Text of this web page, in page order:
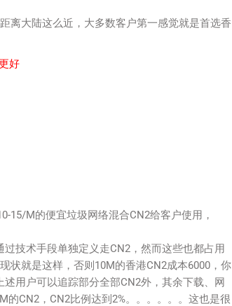
离大陆这么近，大多数客户第一感觉就是首选香
好
15/M的便宜垃圾网络混合CN2给客户使用，
技术手段单独定义走CN2，然而这些也都占用
状就是这样，否则10M的香港CN2成本6000，你
用户可以追踪部分全部CN2外，其余下载、网
CN2，CN2比例达到2%。。。。。。这也是很